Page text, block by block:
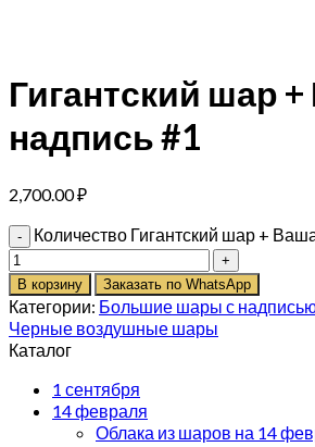
Гигантский шар
надпись #1
2,700.00₽
Количество Гигантский шар +
В корзину Заказать по WhatsApp
Категории: Большие шары с
Черные воздушные шары
Каталог
1 сентября
14 февраля
Облака из шаров на 14